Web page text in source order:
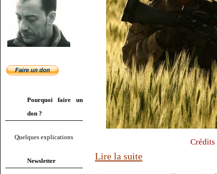
Pourquoi faire un
don ?
Quelques explications
Newsletter
Crédits
Lire la suite